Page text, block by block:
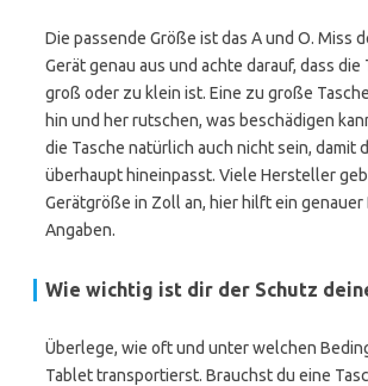
Die passende Größe ist das A und O. Miss
Gerät genau aus und achte darauf, dass die
groß oder zu klein ist. Eine zu große
hin und her rutschen, was beschädigen
die Tasche natürlich auch nicht sein, damit
überhaupt hineinpasst. Viele Hersteller
Gerätgröße in Zoll an, hier hilft ein genauer
Angaben.
Wie wichtig ist dir der Schutz
Überlege, wie oft und unter welchen
Tablet transportierst. Brauchst du eine